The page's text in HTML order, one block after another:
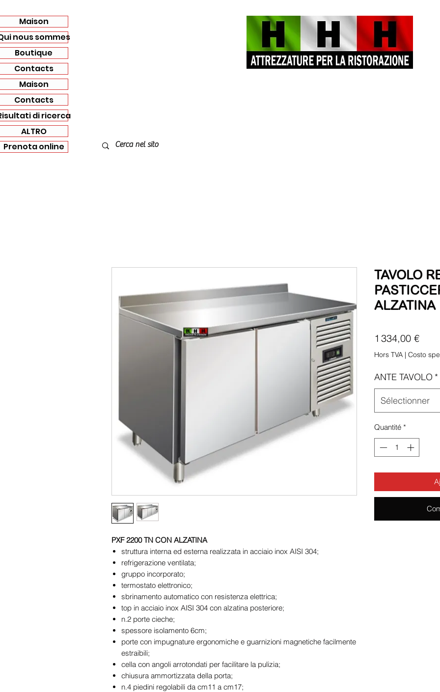
Maison
nous sommes
Boutique
Contacts
Maison
Contacts
di ricerca
ALTRO
Prenota online
PXF 2200 TN CON ALZATINA
struttura interna ed esterna realizzata in acciaio inox AISI 304;
refrigerazione ventilata;
gruppo incorporato;
termostato elettronico;
sbrinamento automatico con resistenza elettrica;
top in acciaio inox AISI 304 con alzatina posteriore;
n.2 porte cieche;
spessore isolamento 6cm;
porte con impugnature ergonomiche e guarnizioni magnetiche facilmente
estraibili;
cella con angoli arrotondati per facilitare la pulizia;
chiusura ammortizzata della porta;
n.4 piedini regolabili da cm11 a cm17;
TAVOLO
ALZATINA
1 334,00 €Prix
Hors TVA | Costo
ANTE TAVOLO *
Sélectionner
Quantité *